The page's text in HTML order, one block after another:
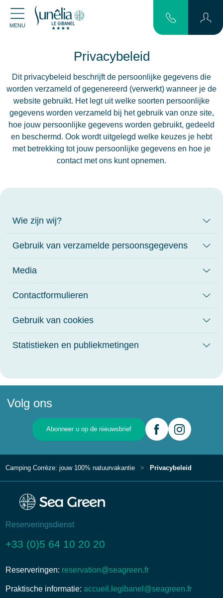
MENU
Privacybeleid
Dit privacybeleid beschrijft de persoonlijke gegevens die
worden verzameld of gegenereerd (verwerkt) wanneer je de
website gebruikt. Het legt uit welke soorten persoonlijke
gegevens worden verzameld bij het gebruik van onze site,
hoe jouw persoonlijke gegevens worden gebruikt, gedeeld
en beschermd. Ook wordt uitgelegd welke keuzes je hebt
met betrekking tot jouw persoonlijke gegevens en hoe je
contact met ons kunt opnemen.
Wie zijn wij?
Gebruik van verzamelde persoonsgegevens
Media
Contactformulieren
Gebruik van cookies
Statistieken en publiekmetingen
Volg ons
Abonneer u op de nieuwsbrief
Camping Corrèze: jouw 100% natuurvakantie Privacybeleid
Reserveringsdienst
+33 (0)5 64 10 20 20
Reserveringen: reservation@seagreen.fr
Praktische informatie: accueil.legibanel@seagreen.fr